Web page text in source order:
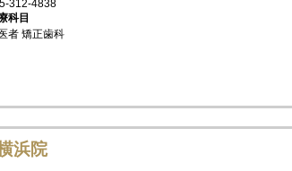
312-4838
科目
者 矯正歯科
浜院